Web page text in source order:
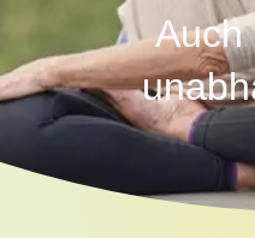
Auch